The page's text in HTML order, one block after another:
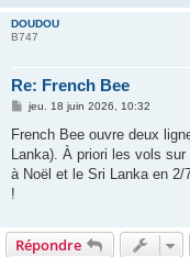
DOUDOU
B747
Re: French Bee
M
s
a
g
jeu. 18 juin 2026, 10:32
French Bee ouvre deux
Lanka). À priori les vols
à Noël et le Sri Lanka en
!
Répondre